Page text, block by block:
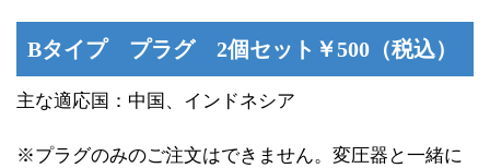
Bタイプ プラグ 2個セット￥500（税込）
主な適応国：中国、インドネシア
※プラグのみのご注文はできません。変圧器と一緒に